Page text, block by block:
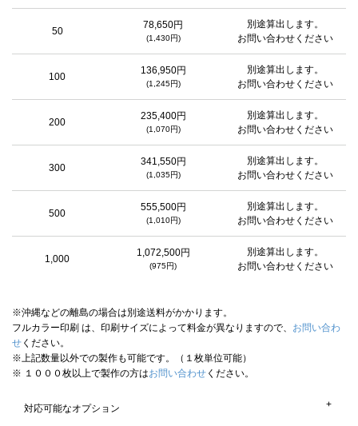
50
78,650円
(1,430円)
別途算出します。
お問い合わせください
100
136,950円
(1,245円)
別途算出します。
お問い合わせください
200
235,400円
(1,070円)
別途算出します。
お問い合わせください
300
341,550円
(1,035円)
別途算出します。
お問い合わせください
500
555,500円
(1,010円)
別途算出します。
お問い合わせください
1,000
1,072,500円
(975円)
別途算出します。
お問い合わせください
※沖縄などの離島の場合は別途送料がかかります。
フルカラー印刷 は、印刷サイズによって料金が異なりますので、 お問い合わ
せ ください。
※上記数量以外での製作も可能です。（１枚単位可能）
※ １０００枚以上で製作の方はお問い合わせ ください。
対応可能なオプション